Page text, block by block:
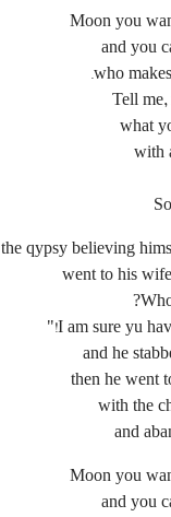
Moon you
and you
who
Tell
what
with
the qypsy believing
went to his
I am sure yu
and he
then he went
with the
and
Moon you
and you